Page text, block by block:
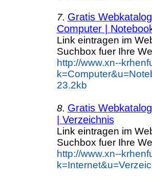
7. Gratis
Computer |
Link eintragen im
Suchbox fuer Ihre
http://www.xn--
23.2kb
8. Gratis
| Verzeichnis
Link eintragen im
Suchbox fuer Ihre
http://www.xn--